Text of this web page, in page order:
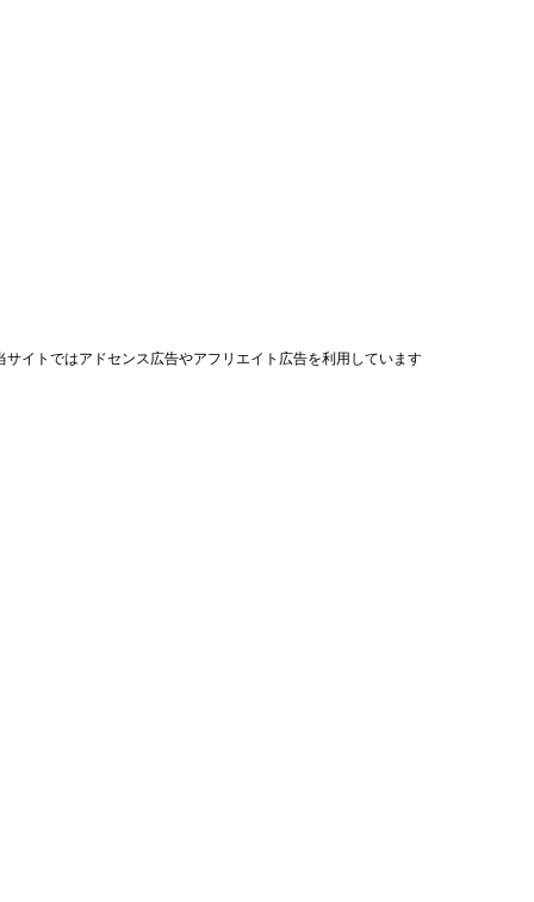
サイトではアドセンス広告やアフリエイト広告を利用しています